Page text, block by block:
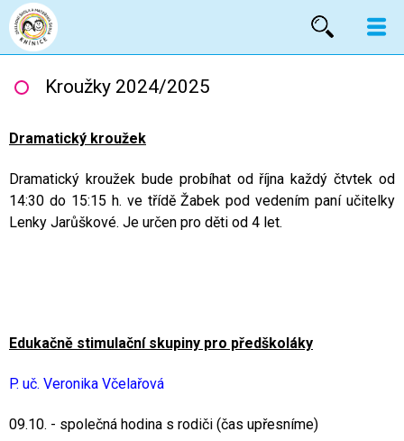
Kroužky 2024/2025
Dramatický kroužek
Dramatický kroužek bude probíhat od října každý čtvtek od
14:30 do 15:15 h. ve třídě Žabek pod vedením paní učitelky
Lenky Jarůškové. Je určen pro děti od 4 let.
Edukačně stimulační skupiny pro předškoláky
P. uč. Veronika Včelařová
09.10. - společná hodina s rodiči (čas upřesníme)